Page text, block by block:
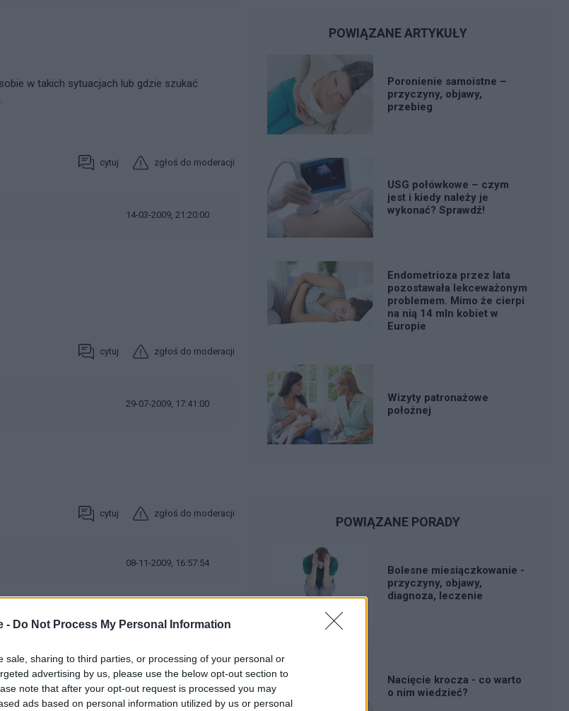
- Do Not Process My Personal Information
sale, sharing to third parties, or processing of your personal or
advertising by us, please use the below opt-out section to
note that after your opt-out request is processed you may
ads based on personal information utilized by us or personal
w takich sytuacjach lub gdzie szukać
cytuj zgłoś do moderacji
14-03-2009, 21:20:00
cytuj zgłoś do moderacji
29-07-2009, 17:41:00
cytuj zgłoś do moderacji
08-11-2009, 16:57:54
mnie na skutki uboczne stresu pomaga
przestal odmawiac posluszenstwa, ogolne
czegokoliek, wlosy zaczely wypadac- wtedy
i czuje sie jak nowonarodzona, mniej sie
tak mniej się przejmuję , chyba dlatego ze
POWIĄZANE ARTYKUŁY
Poronienie samoistne –
przyczyny, objawy,
przebieg
USG połówkowe – czym
jest i kiedy należy je
wykonać? Sprawdź!
Endometrioza przez lata
pozostawała lekceważonym
problemem. Mimo że cierpi
na nią 14 mln kobiet w
Europie
Wizyty patronażowe
położnej
POWIĄZANE PORADY
Bolesne miesiączkowanie -
przyczyny, objawy,
diagnoza, leczenie
Nacięcie krocza - co warto
o nim wiedzieć?